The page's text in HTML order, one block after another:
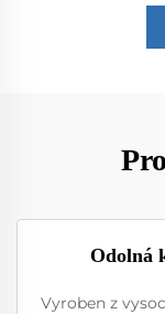
Odolná
Vyroben z